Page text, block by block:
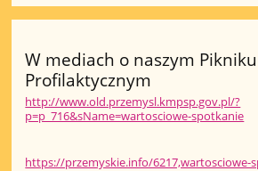
W mediach o naszym Pikniku
Profilaktycznym
http://www.old.przemysl.kmpsp.gov.pl/?
p=p_716&sName=wartosciowe-spotkanie
https://przemyskie.info/